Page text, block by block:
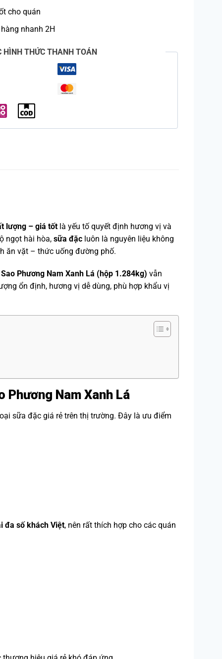
cho quán
nhanh 2H
HÌNH THỨC THANH TOÁN
lượng – giá tốtlà yếu tố quyết định hương vị và
ngọt hài hòa, sữa đặcluôn là nguyên liệu không
ăn vặt – thức uống đường phố.
Phương Nam Xanh Lá (hộp 1.284kg) vẫn
ổn định, hương vị dễ dùng, phù hợp khẩu vị
Nam Xanh Lá
sữa đặc giá rẻ trên thị trường. Đây là ưu điểm
đa số khách Việt, nên rất thích hợp cho các quán